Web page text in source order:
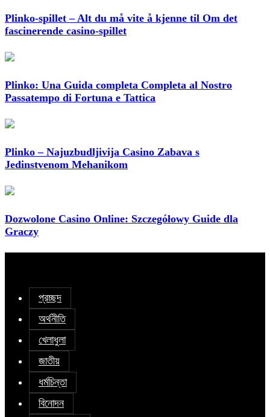
Plinko-spillet – Alt du må vite å kjenne til Om det
fascinerende casino-spillet
Plinko: Una Guida completa Completa al Nostro
Passatempo di Fortuna e Tattica
Plinko – Najuzbudljivija Casino Zabava s
Jedinstvenom Mehanikom
Dozwolone Casino Online: Szczegółowy Guide dla
Graczy
প্রচ্ছদ
অর্থনীতি
খেলাধুলা
জাতীয়
ধর্মচিন্তা
বিনোদন